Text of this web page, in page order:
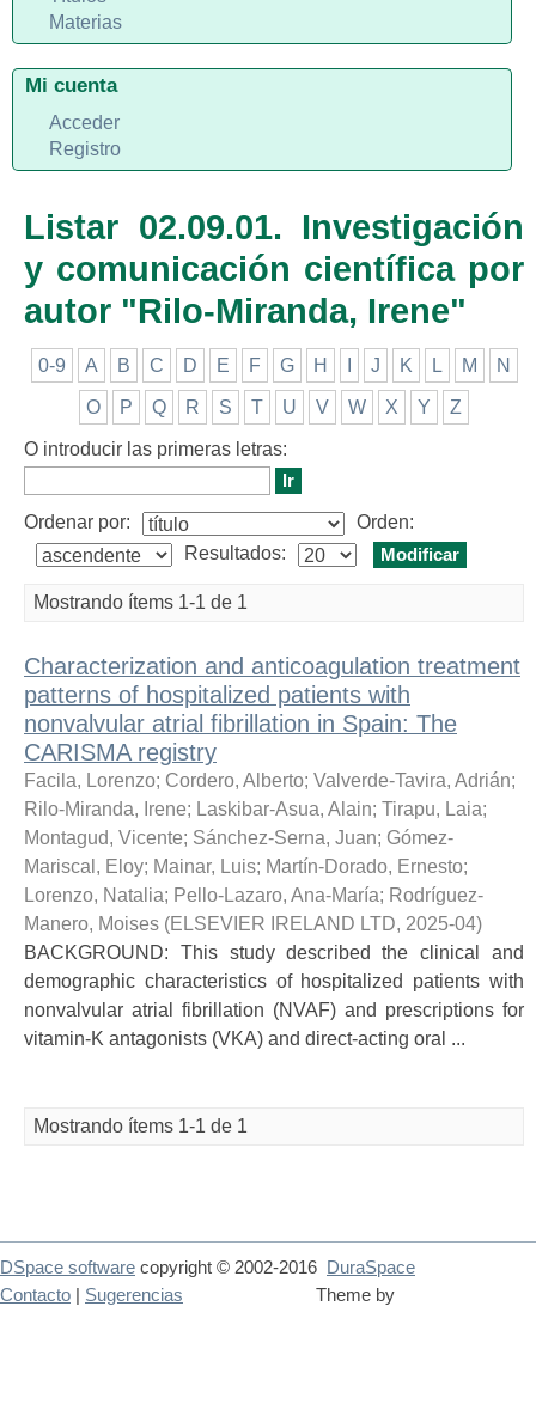
Listar 02.09.01. Investigación
y comunicación científica por
autor "Rilo-Miranda, Irene"
0-9 A B C D E F G H J K L M N
O P Q R S T U V W X Y Z
O introducir las primeras letras:
Ordenar por:
Orden:
Resultados:
Mostrando ítems 1-1 de 1
Characterization and anticoagulation treatment
patterns of hospitalized patients with
nonvalvular atrial fibrillation in Spain: The
CARISMA registry
Facila, Lorenzo; Cordero, Alberto; Valverde-Tavira, Adrián;
Rilo-Miranda, Irene; Laskibar-Asua, Alain; Tirapu, Laia;
Montagud, Vicente; Sánchez-Serna, Juan; Gómez-
Mariscal, Eloy; Mainar, Luis; Martín-Dorado, Ernesto;
Lorenzo, Natalia; Pello-Lazaro, Ana-María; Rodríguez-
Manero, Moises (ELSEVIER IRELAND LTD, 2025-04)
BACKGROUND: This study described the clinical and
demographic characteristics of hospitalized patients with
nonvalvular atrial fibrillation (NVAF) and prescriptions for
vitamin-K antagonists (VKA) and direct-acting oral ...
Mostrando ítems 1-1 de 1
Materias
Mi cuenta
Acceder
Registro
DSpace software copyright © 2002-2016
DuraSpace
Theme by
Contacto Sugerencias